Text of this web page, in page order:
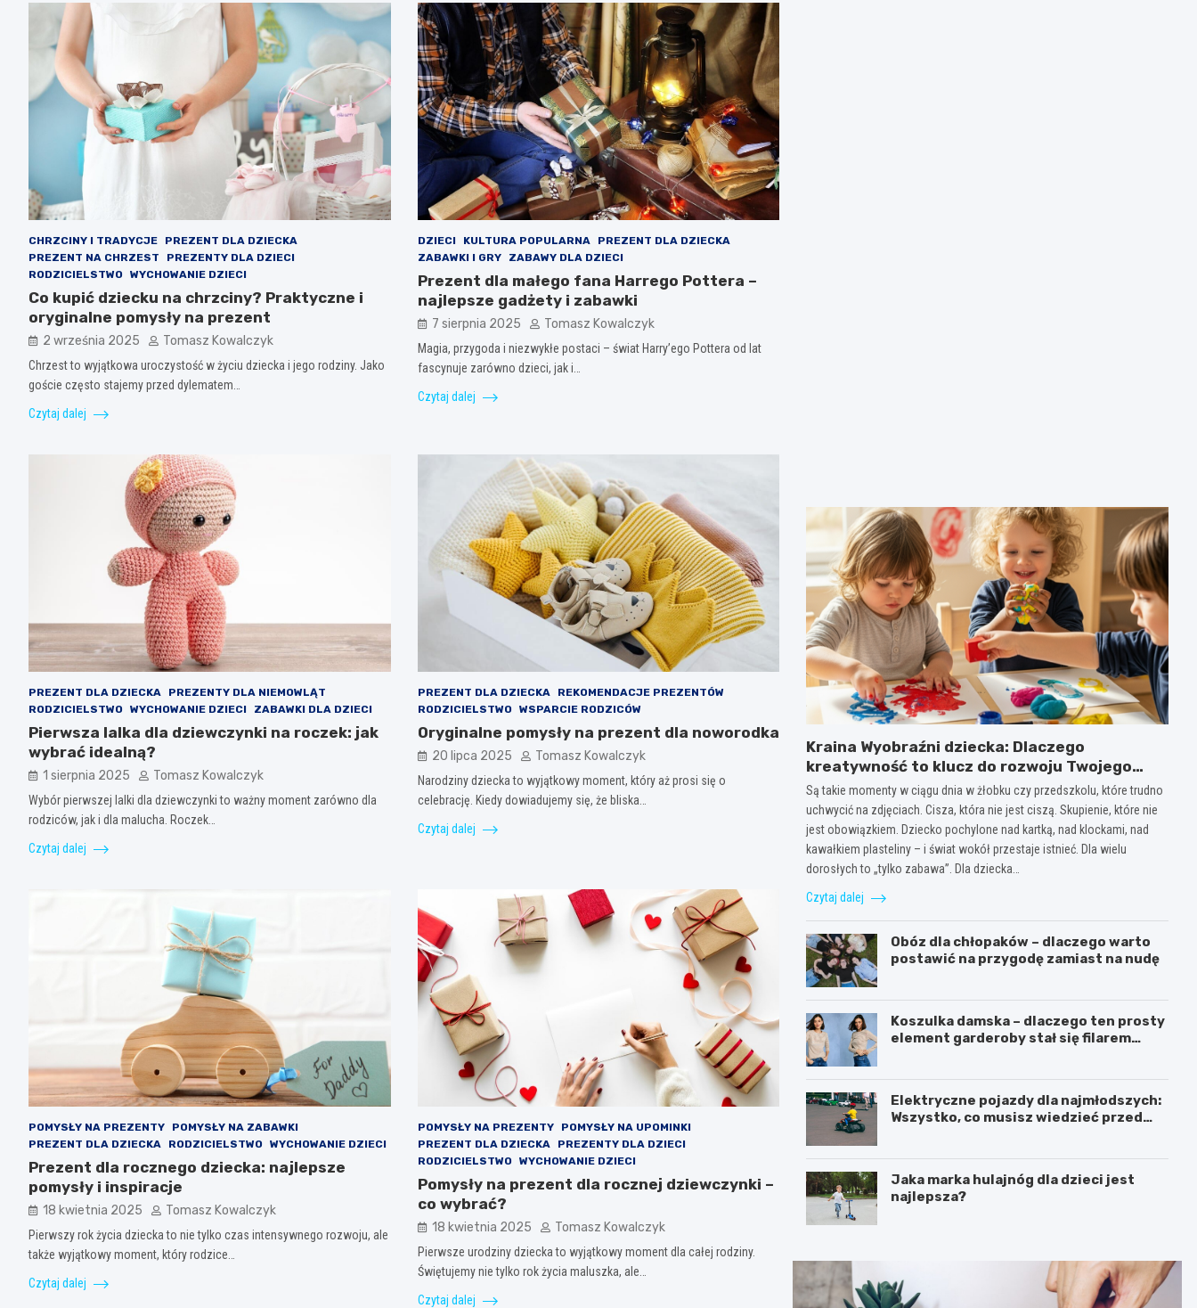
CHRZCINY I TRADYCJE
PREZENT DLA DZIECKA
PREZENT NA CHRZEST
PREZENTY DLA DZIECI
RODZICIELSTWO
WYCHOWANIE DZIECI
Co kupić dziecku na chrzciny? Praktyczne i
oryginalne pomysły na prezent
2 września 2025 Tomasz Kowalczyk
Chrzest to wyjątkowa uroczystość w życiu dziecka i jego rodziny. Jako
goście często stajemy przed dylematem…
Czytaj dalej
DZIECI KULTURA POPULARNA
PREZENT DLA DZIECKA
ZABAWKI I GRY
ZABAWY DLA DZIECI
Prezent dla małego fana Harrego Pottera –
najlepsze gadżety i zabawki
7 sierpnia 2025 Tomasz Kowalczyk
Magia, przygoda i niezwykłe postaci – świat Harry’ego Pottera od lat
fascynuje zarówno dzieci, jak i…
Czytaj dalej
PREZENT DLA DZIECKA
PREZENTY DLA NIEMOWLĄT
RODZICIELSTWO
WYCHOWANIE DZIECI ZABAWKI DLA DZIECI
Pierwsza lalka dla dziewczynki na roczek: jak
wybrać idealną?
1 sierpnia 2025 Tomasz Kowalczyk
Wybór pierwszej lalki dla dziewczynki to ważny moment zarówno dla
rodziców, jak i dla malucha. Roczek…
Czytaj dalej
PREZENT DLA DZIECKA
REKOMENDACJE PREZENTÓW
RODZICIELSTWO
WSPARCIE RODZICÓW
Oryginalne pomysły na prezent dla noworodka
20 lipca 2025 Tomasz Kowalczyk
Narodziny dziecka to wyjątkowy moment, który aż prosi się o
celebrację. Kiedy dowiadujemy się, że bliska…
Czytaj dalej
POMYSŁY NA PREZENTY
POMYSŁY NA ZABAWKI
PREZENT DLA DZIECKA
RODZICIELSTWO WYCHOWANIE DZIECI
Prezent dla rocznego dziecka: najlepsze
pomysły i inspiracje
18 kwietnia 2025 Tomasz Kowalczyk
Pierwszy rok życia dziecka to nie tylko czas intensywnego rozwoju, ale
także wyjątkowy moment, który rodzice…
Czytaj dalej
POMYSŁY NA PREZENTY
POMYSŁY NA UPOMINKI
PREZENT DLA DZIECKA
PREZENTY DLA DZIECI
RODZICIELSTWO
WYCHOWANIE DZIECI
Pomysły na prezent dla rocznej dziewczynki –
co wybrać?
18 kwietnia 2025 Tomasz Kowalczyk
Pierwsze urodziny dziecka to wyjątkowy moment dla całej rodziny.
Świętujemy nie tylko rok życia maluszka, ale…
Czytaj dalej
Kraina Wyobraźni dziecka: Dlaczego
kreatywność to klucz do rozwoju Twojego
dziecka?
Są takie momenty w ciągu dnia w żłobku czy przedszkolu, które trudno
uchwycić na zdjęciach. Cisza, która nie jest ciszą. Skupienie, które nie
jest obowiązkiem. Dziecko pochylone nad kartką, nad klockami, nad
kawałkiem plasteliny – i świat wokół przestaje istnieć. Dla wielu
dorosłych to „tylko zabawa”. Dla dziecka…
Czytaj dalej
Obóz dla chłopaków – dlaczego warto
postawić na przygodę zamiast na nudę
Koszulka damska – dlaczego ten prosty
element garderoby stał się filarem
Elektryczne pojazdy dla najmłodszych:
Wszystko, co musisz wiedzieć przed
Jaka marka hulajnóg dla dzieci jest
najlepsza?